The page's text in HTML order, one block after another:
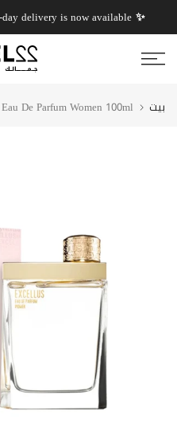
انتقل
إلى
المحتوى
✨ Shop now, get it today!
day delivery is now available!
بيت De Parfum Women 100ml